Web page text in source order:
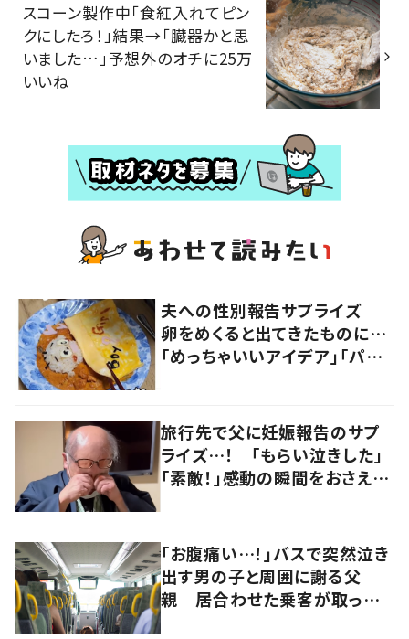
スコーン製作中「食紅入れてピン
クにしたろ！」結果→「臓器かと思
いました…」予想外のオチに25万
いいね
夫への性別報告サプライズ
卵をめくると出てきたものに…
「めっちゃいいアイデア」「パパ
旅行先で父に妊娠報告のサプ
ライズ…！ 「もらい泣きした」
「素敵！」感動の瞬間をおさえた
「お腹痛い…！」バスで突然泣き
出す男の子と周囲に謝る父
親 居合わせた乗客が取った